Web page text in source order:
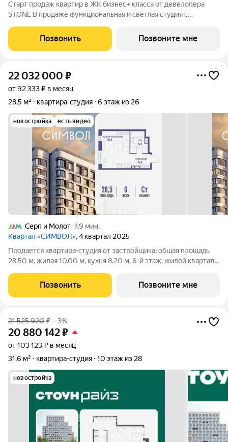
Старт продаж квартир в ЖК бизнес+ класса от девелопера
STONE В продаже функциональная и светлая студия с
подходящая молодым парам и небольшим семьям. Квартира
расположена в камерном низкоэтажном
Позвонить Позвоните мне
22 032 000 ₽
от 92 333 ₽ в месяц
28,5 м²
квартира-студия 6 этаж из 26
новостройка есть видео
Серп и Молот
9 мин.
Квартал «СИМВОЛ», 4 квартал 2025
Продается квартира-студия от застройщика: общая площадь
28.50 м, жилая 10.00 м, кухня 8.20 м, 6-й этаж, жилой квартал
2025 года. Позвоните сейчас и забронируйте квартиру!
Квартал
Позвонить Позвоните мне
21 525 920₽ –3%
20 880 142₽
от 103 123 ₽ в месяц
31,6 м²
квартира-студия 10 этаж из 28
новостройка